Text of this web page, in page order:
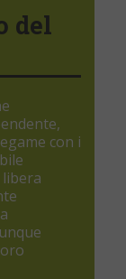
del
con i